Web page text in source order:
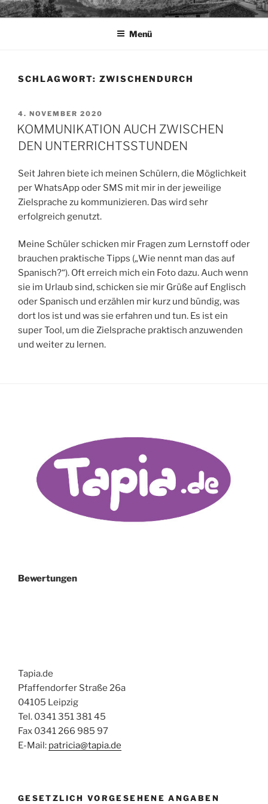
Zum
InhaltTAPIA.DE
Sprachen für das Leben
Menü
SCHLAGWORT: ZWISCHENDURCH
VERÖFFENTLICHT
AM
4. NOVEMBER 2020
KOMMUNIKATION AUCH ZWISCHEN
DEN UNTERRICHTSSTUNDEN
Seit Jahren biete ich meinen Schülern, die Möglichkeit
per WhatsApp oder SMS mit mir in der jeweilige
Zielsprache zu kommunizieren. Das wird sehr
erfolgreich genutzt.
Meine Schüler schicken mir Fragen zum Lernstoff oder
brauchen praktische Tipps („Wie nennt man das auf
Spanisch?“). Oft erreich mich ein Foto dazu. Auch wenn
sie im Urlaub sind, schicken sie mir Grüße auf Englisch
oder Spanisch und erzählen mir kurz und bündig, was
dort los ist und was sie erfahren und tun. Es ist ein
super Tool, um die Zielsprache praktisch anzuwenden
und weiter zu lernen.
Bewertungen
Tapia.de
Pfaffendorfer Straße 26a
04105 Leipzig
Tel. 0341 351 381 45
Fax 0341 266 985 97
E-Mail: patricia@tapia.de
GESETZLICH VORGESEHENE ANGABEN